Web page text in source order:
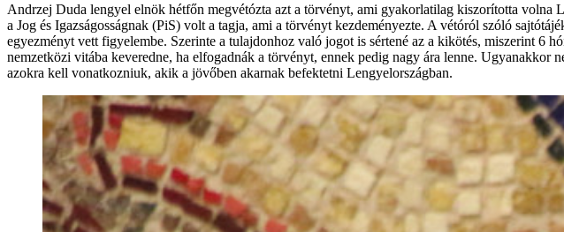
Andrzej Duda lengyel elnök hétfőn megvétózta azt a törvényt, ami gyakorlatilag kiszorította
a Jog és Igazságosságnak (PiS) volt a tagja, ami a törvényt kezdeményezte. A vétóról szóló
egyezményt vett figyelembe. Szerinte a tulajdonhoz való jogot is sértené az a kikötés, miszerint
nemzetközi vitába keveredne, ha elfogadnák a törvényt, ennek pedig nagy ára lenne. Ugyanakkor
azokra kell vonatkozniuk, akik a jövőben akarnak befektetni Lengyelországban.